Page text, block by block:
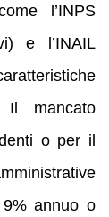
l’INPS
e l’INAIL
mancato
o per il
annuo o